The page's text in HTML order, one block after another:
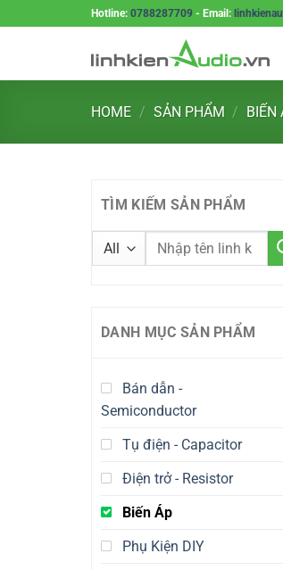
to
Hotline: 0788287709 - Email:
HOME / SẢN PHẨM / BIẾN
TÌM KIẾM SẢN PHẨM
DANH MỤC SẢN PHẨM
Bán dẫn -
Semiconductor
Tụ điện - Capacitor
Điện trở - Resistor
Biến Áp
Phụ Kiện DIY